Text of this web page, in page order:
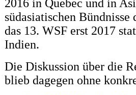
2016 in Quebec und in
südasiatischen Bündnisse
das 13. WSF erst 2017
Indien.
Die Diskussion über die
blieb dagegen ohne